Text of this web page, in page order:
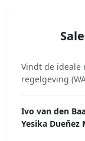
Vindt de ideale
regelgeving
Ivo van den
Yesika Dueñez